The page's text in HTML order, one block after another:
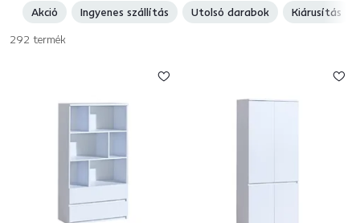
Akció
Ingyenes szállítás Utolsó darabok
Kiárusítás
292 termék